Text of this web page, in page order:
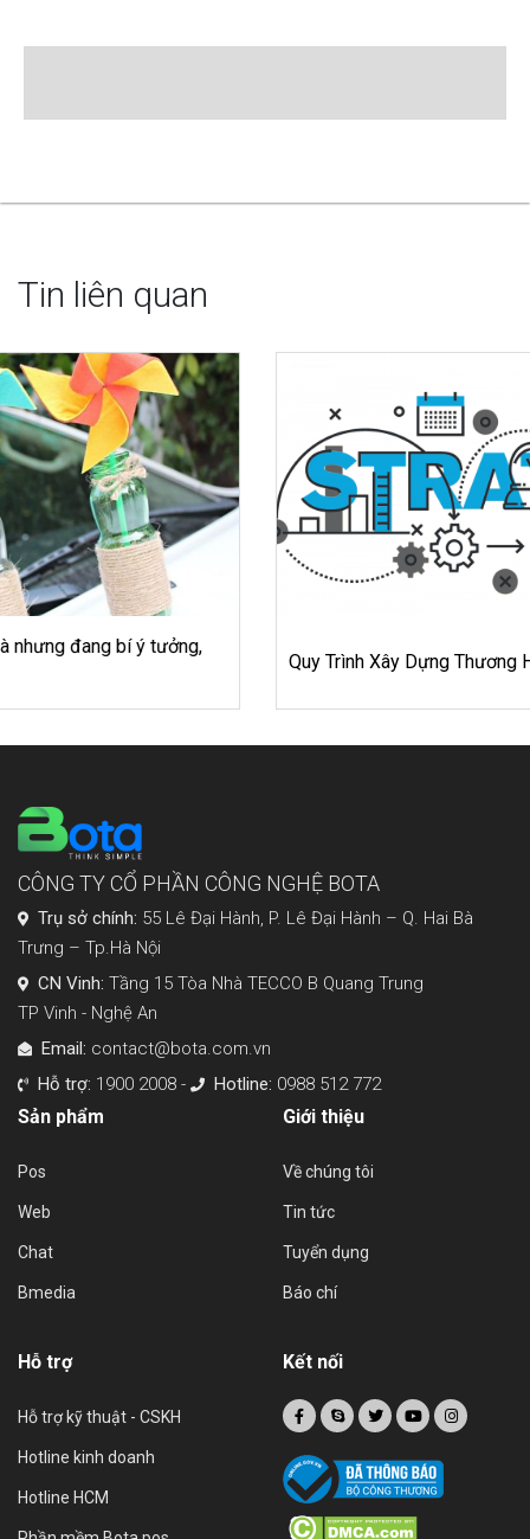
Tin liên quan
Quy Trình Xây Dựng Thương Hiệu Cho Doanh Nghiệp
CÔNG TY CỔ PHẦN CÔNG NGHỆ BOTA
Trụ sở chính: 55 Lê Đại Hành, P. Lê Đại Hành – Q. Hai Bà
Trưng – Tp.Hà Nội
CN Vinh: Tầng 15 Tòa Nhà TECCO B Quang Trung
TP Vinh - Nghệ An
Email: contact@bota.com.vn
Hỗ trợ: 1900 2008 - Hotline: 0988 512 772
Sản phẩm
Pos
Web
Chat
Bmedia
Giới thiệu
Về chúng tôi
Tin tức
Tuyển dụng
Báo chí
Hỗ trợ
Hỗ trợ kỹ thuật - CSKH
Hotline kinh doanh
Hotline HCM
Kết nối